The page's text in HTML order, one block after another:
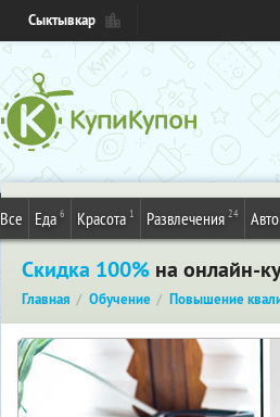
Сыктывкар
Все Еда 6 Красота 1 Развлечения 24 Авто
Скидка 100% на онлайн-
Главная Обучение Повышение